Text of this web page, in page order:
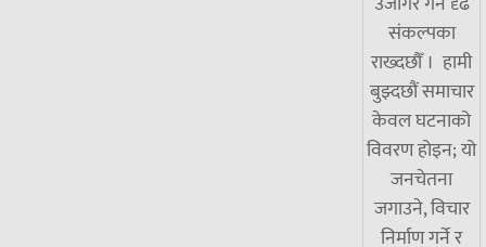
संकल्पका
राख्दछौँ । हामी
बुझ्दछौं समाचार
केवल घटनाको
विवरण होइन; यो
जनचेतना
जगाउने, विचार
निर्माण गर्ने र